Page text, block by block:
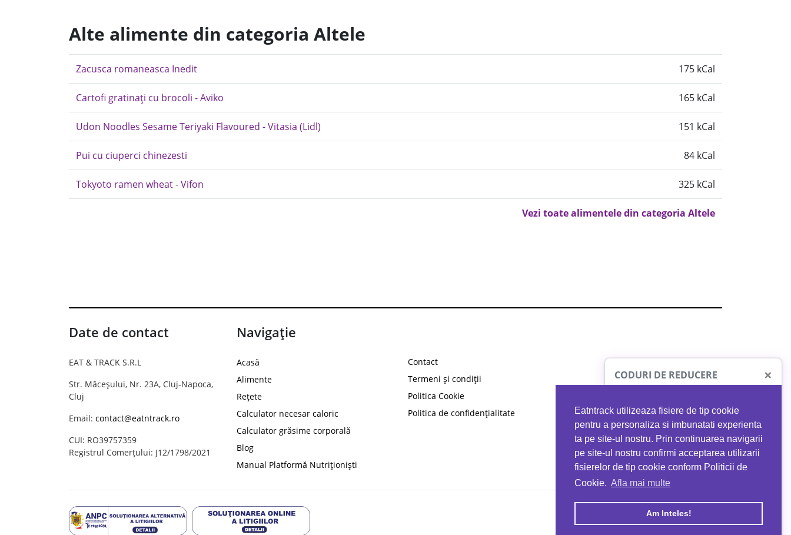
Eatntrack utilizeaza fisiere de tip cookie
pentru a personaliza si imbunatati experienta
ta pe site-ul nostru. Prin continuarea navigarii
pe site-ul nostru confirmi acceptarea utilizarii
fisierelor de tip cookie conform Politicii de
Cookie. Afla mai multe
Am Inteles!
Alte alimente din categoria Altele
Zacusca romaneasca Inedit 175 kCal
Cartofi gratinaţi cu brocoli - Aviko 165 kCal
Udon Noodles Sesame Teriyaki Flavoured - Vitasia (Lidl) 151 kCal
Pui cu ciuperci chinezesti 84 kCal
Tokyoto ramen wheat - Vifon 325 kCal
Vezi toate alimentele din categoria Altele
Date de contact
EAT & TRACK S.R.L
Str. Măceșului, Nr. 23A, Cluj-Napoca,
Cluj
Email: contact@eatntrack.ro
CUI: RO39757359
Registrul Comerțului: J12/1798/2021
Navigație
Acasă
Alimente
Rețete
Calculator necesar caloric
Calculator grăsime corporală
Blog
Manual Platformă Nutriționiști
Contact
Termeni și condiții
Politica Cookie
Politica de confidențialitate
CODURI DE REDUCERE ×
PROTO41
reducere la orice comandă
EATNTRACK
MYPROTEIN
Ai40%reducere la orice comandă
folosind codul EATTRACK